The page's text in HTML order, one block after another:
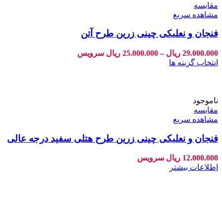
مقایسه
مشاهده سریع
فنجان و نعلبکی چینی زرین طرح آتن
29.000.000 ریال –
25.000.000 ریال سرویس
انتخاب گزینه ها
ناموجود
مقایسه
مشاهده سریع
فنجان و نعلبکی چینی زرین طرح هتلی سفید درجه عالی
12.000.000 ریال سرویس
اطلاعات بیشتر